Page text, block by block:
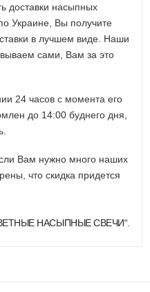
доставки насыпных
Украине, Вы получите
в лучшем виде. Наши
сами, Вам за это
24 часов с момента его
до 14:00 буднего дня,
Вам нужно много наших
что скидка придется
НАСЫПНЫЕ СВЕЧИ“.